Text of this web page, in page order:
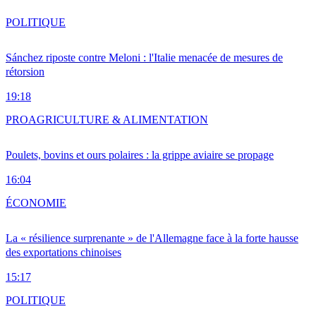
Sánchez riposte contre Meloni : l'Italie menacée de mesures de
rétorsion
19:18
POLITIQUE
Poulets, bovins et ours polaires : la grippe aviaire se propage
16:04
PROAGRICULTURE & ALIMENTATION
La « résilience surprenante » de l'Allemagne face à la forte hausse
des exportations chinoises
15:17
ÉCONOMIE
POLITIQUE